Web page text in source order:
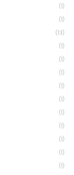
(1)
(1)
(13)
(1)
(1)
(1)
(1)
(1)
(1)
(1)
(1)
(1)
(1)